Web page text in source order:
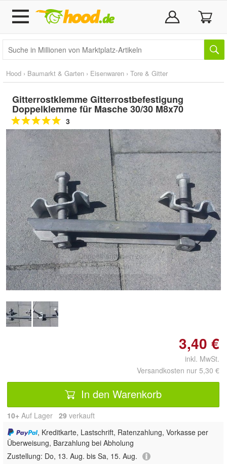
Hood › Baumarkt & Garten › Eisenwaren › Tore & Gitter
Gitterrostklemme Gitterrostbefestigung
Doppelklemme für Masche 30/30 M8x70
3
Doppelt antippen zum
vergrößern
3,40 €
inkl. MwSt.
Versandkosten nur 5,30 €
In den Warenkorb
10+ Auf Lager 29 verkauft
, Kreditkarte, Lastschrift, Ratenzahlung, Vorkasse per
Überweisung, Barzahlung bei Abholung
Zustellung: Do, 13. Aug. bis Sa, 15. Aug.